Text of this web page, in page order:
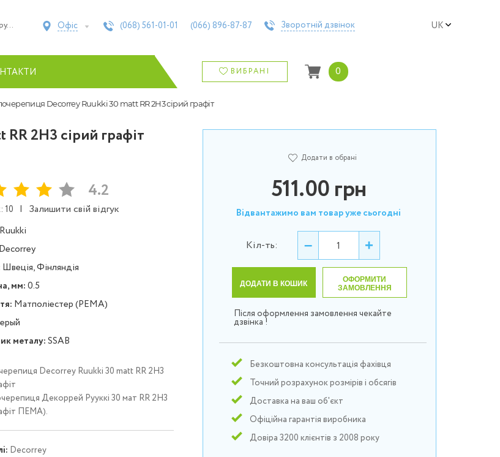
Офіс (068) 561-01-01 (066) 896-87-87 Зворотній дзвінок UK
ВИБРАНІ 0
Decorrey Ruukki 30 matt RR 2H3 сірий графіт
2H3 сірий графіт
4.2
10 | Залишити свій відгук
Ruukki
Decorrey
Швеція, Фінляндія
мм:0.5
Матполіестер (PEMA)
металу:SSAB
Decorrey Ruukki 30 matt RR 2H3
Декоррей Рууккі 30 мат RR 2H3
ПЕМА).
Decorrey
Додати в обрані
511.00грн
Відвантажимо вам товар уже сьогодні
Кіл-ть: – +
ДОДАТИ В КОШИК
ОФОРМИТИ
ЗАМОВЛЕННЯ
Після оформлення замовлення чекайте
дзвінка !
Безкоштовна консультація фахівця
Точний розрахунок розмірів і обсягів
Доставка на ваш об'єкт
Офіційна гарантія виробника
Довіра 3200 клієнтів з 2008 року